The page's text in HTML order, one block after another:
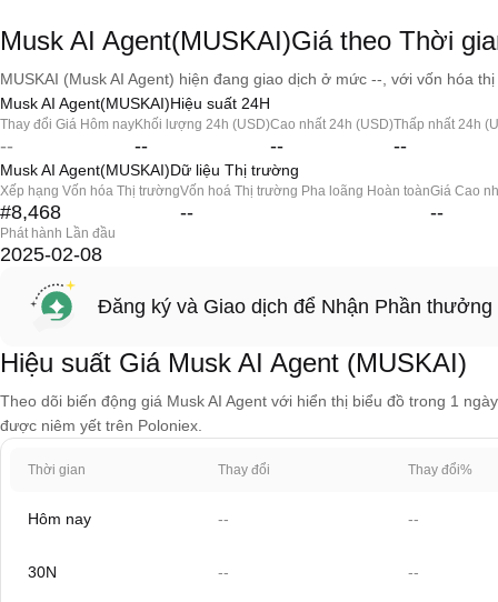
Musk AI Agent(MUSKAI)Giá theo Thời
MUSKAI (Musk AI Agent) hiện đang giao dịch ở mức --, với vốn hóa
Musk AI Agent(MUSKAI)Hiệu suất 24H
Thay đổi Giá Hôm nay
--
Khối lượng 24h (USD)
--
Cao nhất 24h (USD)
--
Thấp nhất 24h
--
Musk AI Agent(MUSKAI)Dữ liệu Thị trường
Xếp hạng Vốn hóa Thị trường
#8,468
Vốn hoá Thị trường Pha loãng Hoàn toàn
--
Giá Cao
--
Phát hành Lần đầu
2025-02-08
Đăng ký và Giao dịch để Nhận Phần thưởng
Hiệu suất Giá Musk AI Agent (MUSKAI)
Theo dõi biến động giá Musk AI Agent với hiển thị biểu đồ trong 1
được niêm yết trên Poloniex.
Thời gian Thay đổi Thay đổi%
Hôm nay -- --
30N -- --